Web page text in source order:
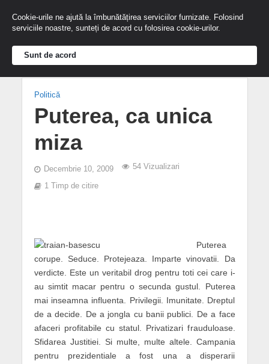
Politică
Puterea, ca unica
miza
Decembrie 10, 2009 54 Vizualizari
1 Timp de citire
Puterea
corupe. Seduce. Protejeaza. Imparte vinovatii. Da
verdicte. Este un veritabil drog pentru toti cei care i-
au simtit macar pentru o secunda gustul. Puterea
mai inseamna influenta. Privilegii. Imunitate. Dreptul
de a decide. De a jongla cu banii publici. De a face
afaceri profitabile cu statul. Privatizari frauduloase.
Sfidarea Justitiei. Si multe, multe altele. Campania
pentru prezidentiale a fost una a disperarii
Cookie-urile ne ajută la îmbunătățirea serviciilor furnizate. Folosind
serviciile noastre, sunteți de acord cu folosirea cookie-urilor.
Sunt de acord